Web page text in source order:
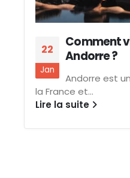
22
Jan
Comment
Andorre ?
Andorre est
la France et...
Lire la suite